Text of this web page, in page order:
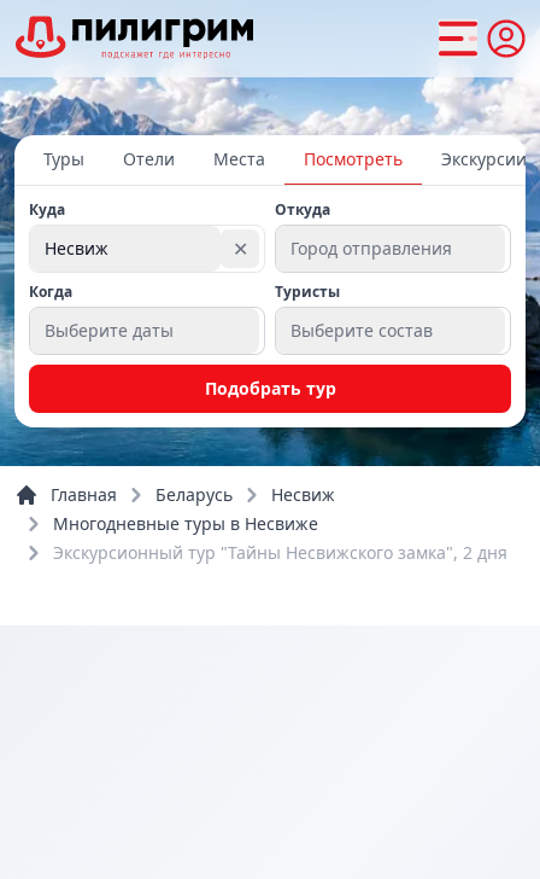
Туры Отели Места Посмотреть Экскурсии
Куда
Несвиж ✕
Откуда
Город отправления
Когда
Выберите даты
Туристы
Выберите состав
Подобрать тур
Главная Беларусь
Несвиж
Многодневные туры в Несвиже
Экскурсионный тур "Тайны Несвижского замка", 2 дня